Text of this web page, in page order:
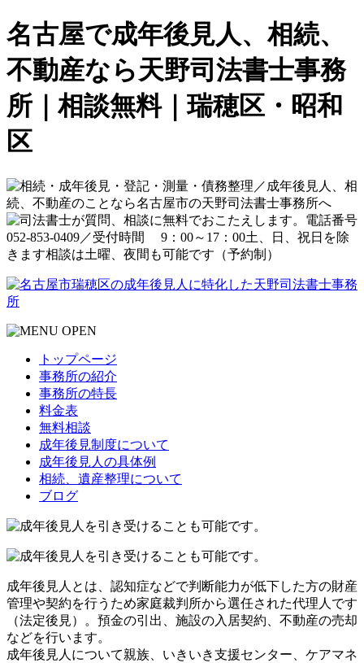
名古屋で成年後見人、相続、
不動産なら天野司法書士事務
所｜相談無料｜瑞穂区・昭和
区
トップページ
事務所の紹介
事務所の特長
料金表
無料相談
成年後見制度について
成年後見人の具体例
相続、遺産整理について
ブログ
成年後見人とは、認知症などで判断能力が低下した方の財産
管理や契約を行うため家庭裁判所から選任された代理人です
（法定後見）。預金の引出、施設の入居契約、不動産の売却
などを行います。
成年後見人について親族、いきいき支援センター、ケアマネ